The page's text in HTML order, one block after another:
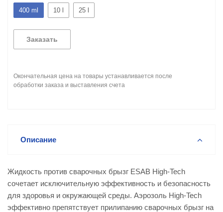
400 ml 10 l 25 l
Заказать
Окончательная цена на товары устанавливается после
обработки заказа и выставления счета
Описание
Жидкость против сварочных брызг ESAB High-Tech
cочетает исключительную эффективность и безопасность
для здоровья и окружающей среды. Аэрозоль High-Tech
эффективно препятствует прилипанию сварочных брызг на